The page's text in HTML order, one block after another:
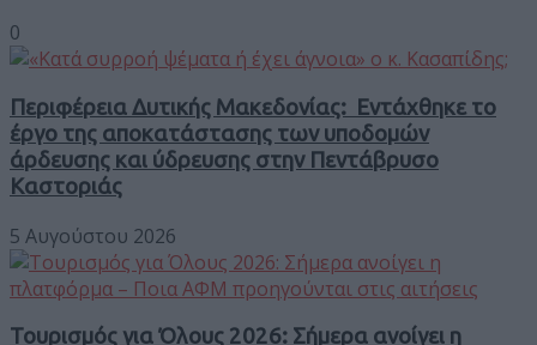
0
Περιφέρεια Δυτικής Μακεδονίας: Εντάχθηκε το
έργο της αποκατάστασης των υποδομών
άρδευσης και ύδρευσης στην Πεντάβρυσο
Καστοριάς
5 Αυγούστου 2026
Τουρισμός για Όλους 2026: Σήμερα ανοίγει η